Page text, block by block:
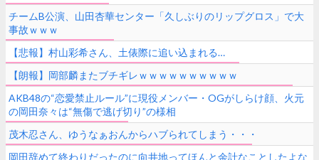
チームB公演、山田杏華センター「久しぶりのリップグロス」で大
事故ｗｗｗ
【悲報】村山彩希さん、土俵際に追い込まれる…
【朗報】岡部麟またブチギレｗｗｗｗｗｗｗｗｗｗ
AKB48の“恋愛禁止ルール”に現役メンバー・OGがしらけ顔、火元
の岡田奈々は“無傷で逃げ切り”の様相
茂木忍さん、ゆうなぁおんからハブられてしまう・・・
岡田辞めて終わりだったのに向井地ってほんと余計なことしたよな